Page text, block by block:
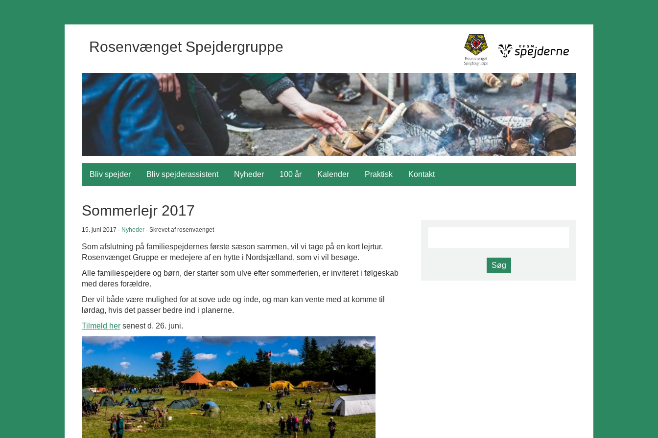
Rosenvænget Spejdergruppe
Bliv spejder Bliv spejderassistent Nyheder 100 år Kalender Praktisk Kontakt
Sommerlejr 2017
15. juni 2017 · Nyheder · Skrevet af rosenvaenget
Som afslutning på familiespejdernes første sæson sammen, vil vi tage på en kort lejrtur.
Rosenvænget Gruppe er medejere af en hytte i Nordsjælland, som vi vil besøge.
Alle familiespejdere og børn, der starter som ulve efter sommerferien, er inviteret i følgeskab
med deres forældre.
Der vil både være mulighed for at sove ude og inde, og man kan vente med at komme til
lørdag, hvis det passer bedre ind i planerne.
Tilmeld her senest d. 26. juni.